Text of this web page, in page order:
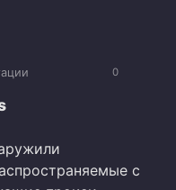
0
с